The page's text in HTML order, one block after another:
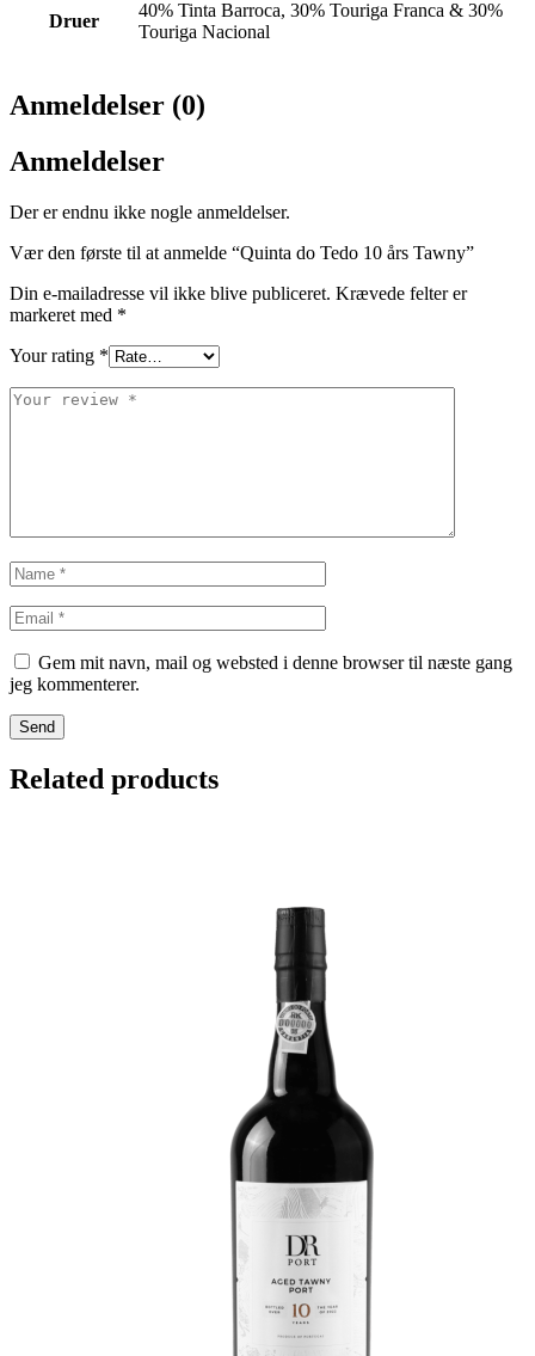
Druer
40% Tinta Barroca, 30% Touriga Franca & 30%
Touriga Nacional
Anmeldelser (0)
Anmeldelser
Der er endnu ikke nogle anmeldelser.
Vær den første til at anmelde “Quinta do Tedo 10 års Tawny”
Din e-mailadresse vil ikke blive publiceret. Krævede felter er
markeret med *
Your rating *
Gem mit navn, mail og websted i denne browser til næste gang
jeg kommenterer.
Send
Related products